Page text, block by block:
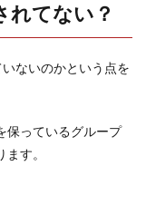
れてない？
ないのかという点を
保っているグループ
す。